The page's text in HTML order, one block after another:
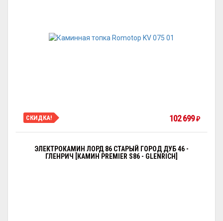
СКИДКА! 102 699₽
ЭЛЕКТРОКАМИН ЛОРД 86 СТАРЫЙ ГОРОД ДУБ 46 -
ГЛЕНРИЧ [КАМИН PREMIER S86 - GLENRICH]